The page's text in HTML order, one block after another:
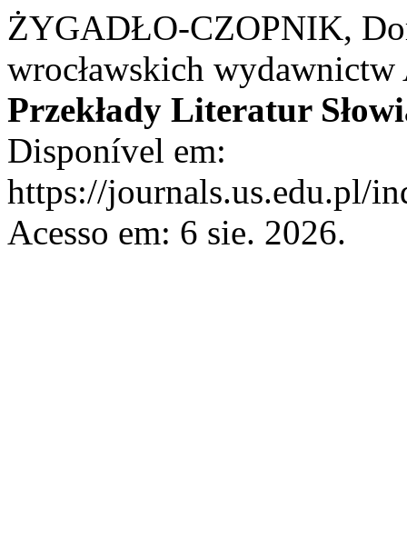
ŻYGADŁO-CZOPNIK,
wrocławskich
Przekłady Literatur
Disponível em:
https://journals.us.edu.pl/
Acesso em: 6 sie. 2026.